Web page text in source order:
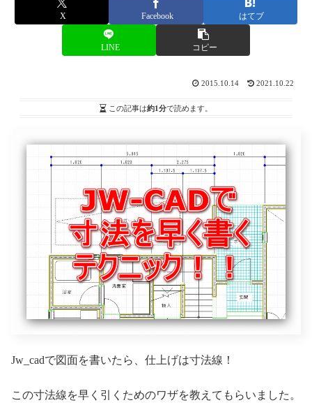
X Facebook はてブ
LINE コピー
2015.10.14 2021.10.22
この記事は約1分で読めます。
Jw_cadで図面を書いたら、仕上げは寸法線！
この寸法線を早く引くためのワザを教えてもらいました。